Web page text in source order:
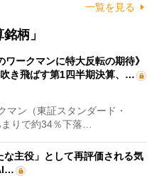
一覧を見る
柄」
ワークマンに特大反転の期待》
き飛ばす第1四半期決算、…
ン（東証スタンダード・
りで約34％下落…
主役」として再評価される気